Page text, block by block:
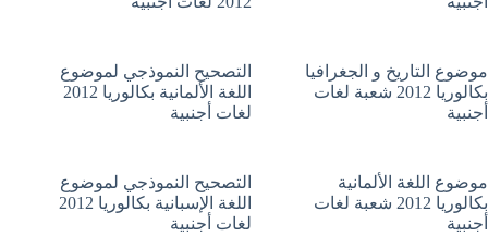
موضوع التاريخ و الجغرافيا
بكالوريا 2012 شعبة لغات
أجنبية
التصحيح النموذجي لموضوع
اللغة الألمانية بكالوريا 2012
لغات أجنبية
موضوع اللغة الألمانية
بكالوريا 2012 شعبة لغات
أجنبية
التصحيح النموذجي لموضوع
اللغة الإسبانية بكالوريا 2012
لغات أجنبية